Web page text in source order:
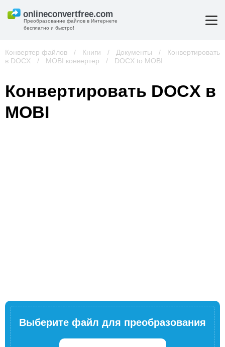
Преобразование файлов в Интернете
бесплатно и быстро!
Конвертер файлов / Книги / Документы /
Конвертировать
в DOCX
/ MOBI конвертер / DOCX to MOBI
Конвертировать DOCX в
MOBI
Выберите файл для преобразования